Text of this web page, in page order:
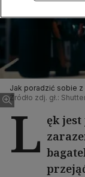
Jak poradzić sobie
Źródło zdj. gł.:
L ęk jest